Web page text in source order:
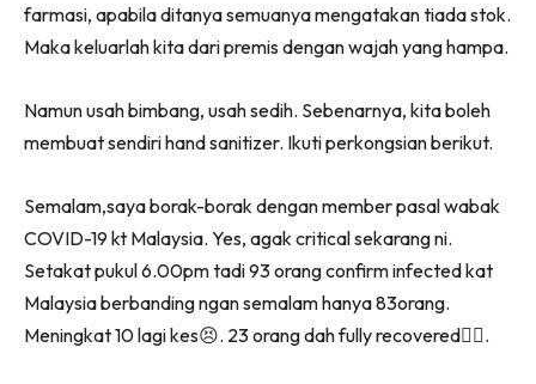
farmasi, apabila ditanya semuanya mengatakan tiada stok.
Maka keluarlah kita dari premis dengan wajah yang hampa.
Namun usah bimbang, usah sedih. Sebenarnya, kita boleh
membuat sendiri hand sanitizer. Ikuti perkongsian berikut.
Semalam,saya borak-borak dengan member pasal wabak
COVID-19 kt Malaysia. Yes, agak critical sekarang ni.
Setakat pukul 6.00pm tadi 93 orang confirm infected kat
Malaysia berbanding ngan semalam hanya 83orang.
Meningkat 10 lagi kes😣. 23 orang dah fully recovered👍🏻.